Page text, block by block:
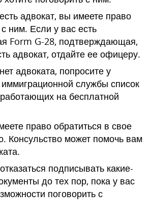
адвокат, вы имеете право
с ним. Если у вас есть
Form G-28, подтверждающая,
адвокат, отдайте ее офицеру.
адвоката, попросите у
иммиграционной службы список
на бесплатной
право обратиться в свое
Консульство может помочь вам
подписывать какие-
до тех пор, пока у вас
поговорить с